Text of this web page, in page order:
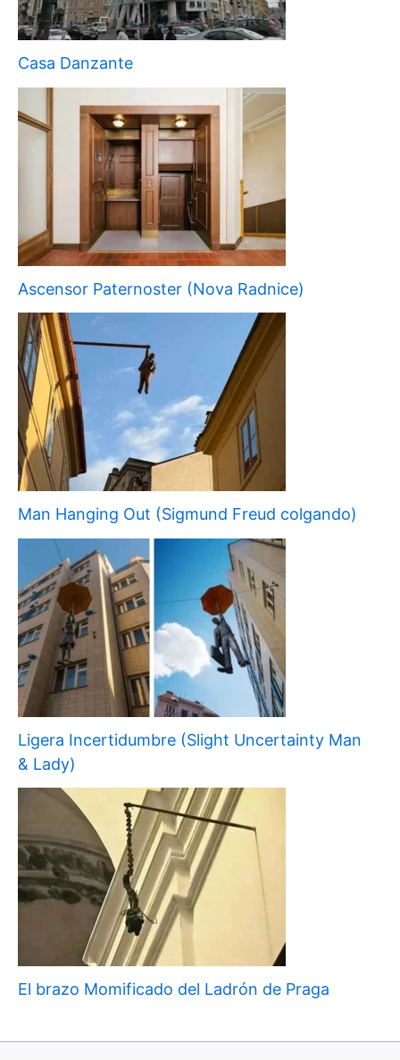
Casa Danzante
Ascensor Paternoster (Nova Radnice)
Man Hanging Out (Sigmund Freud colgando)
Ligera Incertidumbre (Slight Uncertainty Man
& Lady)
El brazo Momificado del Ladrón de Praga